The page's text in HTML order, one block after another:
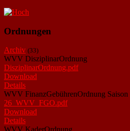
Ordnungen
Archiv (33)
WVV DisziplinarOrdnung
DisziplinarOrdnung.pdf
Download
Details
WVV FinanzGebührenOrdnung Saison
26_WVV_FGO.pdf
Download
Details